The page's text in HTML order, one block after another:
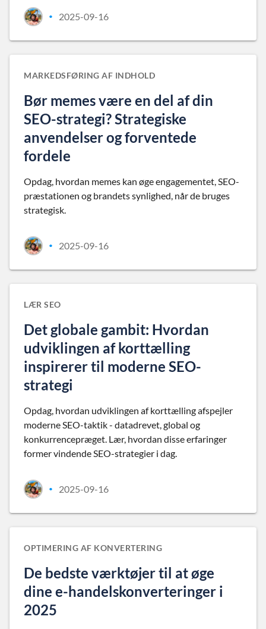
• 2025-09-16
MARKEDSFØRING AF INDHOLD
Bør memes være en del af din
SEO-strategi? Strategiske
anvendelser og forventede
fordele
Opdag, hvordan memes kan øge engagementet, SEO-
præstationen og brandets synlighed, når de bruges
strategisk.
• 2025-09-16
LÆR SEO
Det globale gambit: Hvordan
udviklingen af korttælling
inspirerer til moderne SEO-
strategi
Opdag, hvordan udviklingen af korttælling afspejler
moderne SEO-taktik - datadrevet, global og
konkurrencepræget. Lær, hvordan disse erfaringer
former vindende SEO-strategier i dag.
• 2025-09-16
OPTIMERING AF KONVERTERING
De bedste værktøjer til at øge
dine e-handelskonverteringer i
2025